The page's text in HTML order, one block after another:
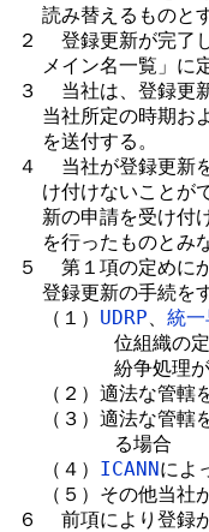
読み替えるものとす
２  登録更新が完了
メイン名一覧」に
３  当社は、登録更
当社所定の時期お
  を送付する。
４  当社が登録更新
け付けないことが
新の申請を受け付
を行ったものとみな
５  第１項の定めに
登録更新の手続を
  （１）
UDRP、 統
位組織の定
紛争処理が
（２）適法な管轄
（３）適法な管轄
        る場合
  （４）
ICANNによ
（５）その他当社
６  前項により登録